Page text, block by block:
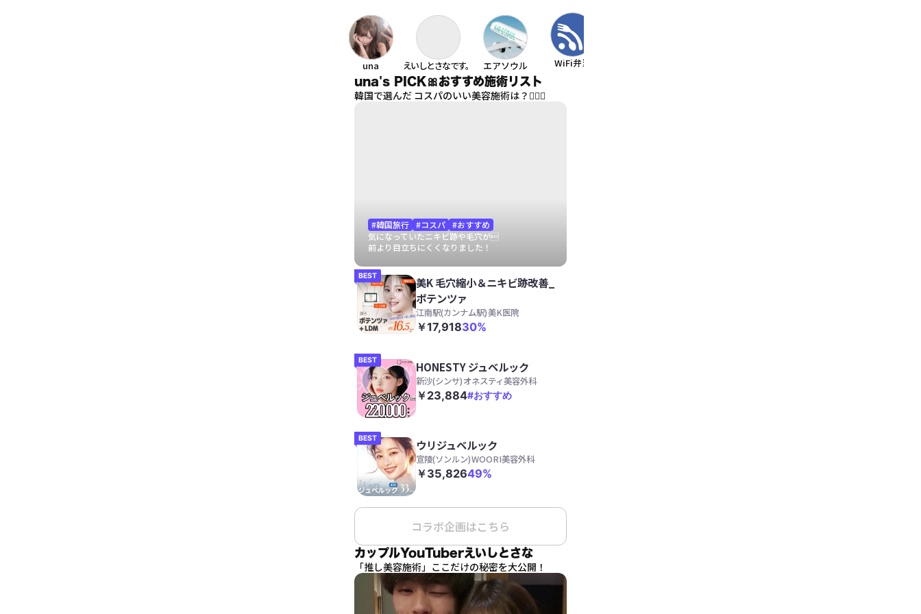
una えいしとさなです。 エアソウル WiFi弁当
una's PICK🎀おすすめ施術リスト
韓国で選んだ コスパのいい美容施術は？💆‍♀️✨
#韓国旅行 #コスパ #おすすめ
気になっていたニキビ跡や毛穴が
前より目立ちにくくなりました！
BEST
美K 毛穴縮小＆ニキビ跡改善_
ポテンツァ
江南駅(カンナム駅)美K医院
￥17,91830%
BEST HONESTY ジュベルック
新沙(シンサ)オネスティ美容外科
￥23,884#おすすめ
BEST ウリジュベルック
宣陵(ソンルン)WOORI美容外科
￥35,82649%
コラボ企画はこちら
カップルYouTuberえいしとさな
「推し美容施術」ここだけの秘密を大公開！